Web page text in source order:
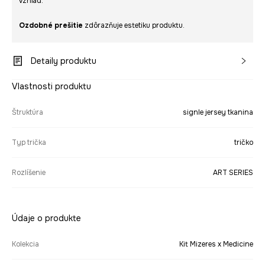
Ozdobné prešitie zdôrazňuje estetiku produktu.
Detaily produktu
Vlastnosti produktu
Štruktúra signle jersey tkanina
Typ trička tričko
Rozlíšenie ART SERIES
Údaje o produkte
Kolekcia Kit Mizeres x Medicine